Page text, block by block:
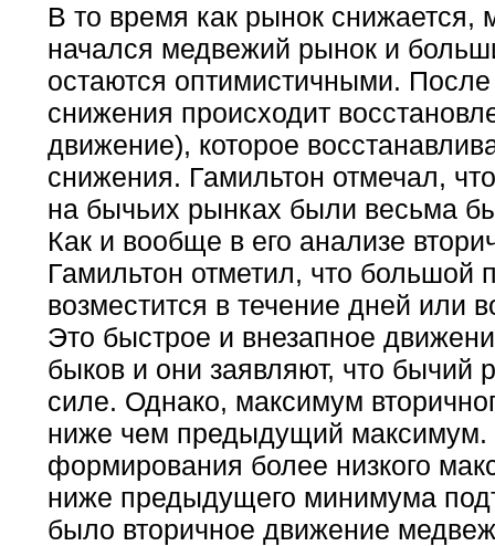
В то время как рынок снижается,
начался медвежий рынок и
остаются оптимистичными.
снижения происходит
движение), которое
снижения. Гамильтон отмечал,
на бычьих рынках были весьма
Как и вообще в его анализе
Гамильтон отметил, что большой
возместится в течение дней или
Это быстрое и внезапное
быков и они заявляют, что бычий
силе. Однако, максимум
ниже чем предыдущий максимум.
формирования более низкого
ниже предыдущего минимума
было вторичное движение